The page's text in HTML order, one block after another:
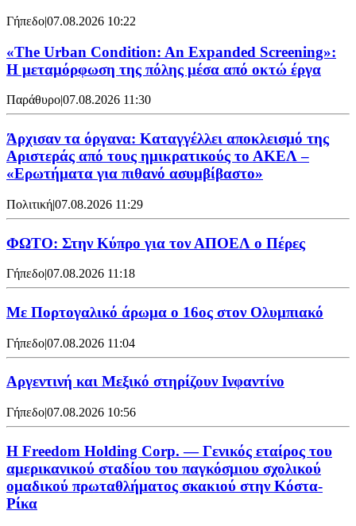
Γήπεδο|07.08.2026 10:22
«The Urban Condition: An Expanded Screening»:
Η μεταμόρφωση της πόλης μέσα από οκτώ έργα
Παράθυρο|07.08.2026 11:30
Άρχισαν τα όργανα: Καταγγέλλει αποκλεισμό της
Αριστεράς από τους ημικρατικούς το ΑΚΕΛ –
«Ερωτήματα για πιθανό ασυμβίβαστο»
Πολιτική|07.08.2026 11:29
ΦΩΤΟ: Στην Κύπρο για τον ΑΠΟΕΛ ο Πέρες
Γήπεδο|07.08.2026 11:18
Με Πορτογαλικό άρωμα ο 16ος στον Ολυμπιακό
Γήπεδο|07.08.2026 11:04
Αργεντινή και Μεξικό στηρίζουν Ινφαντίνο
Γήπεδο|07.08.2026 10:56
Η Freedom Holding Corp. — Γενικός εταίρος του
αμερικανικού σταδίου του παγκόσμιου σχολικού
ομαδικού πρωταθλήματος σκακιού στην Κόστα-
Ρίκα